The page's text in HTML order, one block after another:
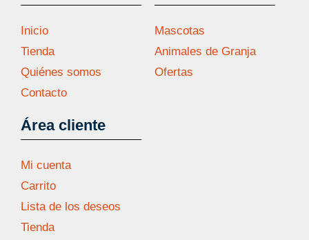
Inicio
Tienda
Quiénes somos
Contacto
Área cliente
Mi cuenta
Carrito
Lista de los deseos
Tienda
Mascotas
Animales de Granja
Ofertas